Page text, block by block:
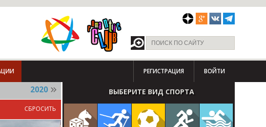
РЕГИСТРАЦИЯ ВОЙТИ
2020
СБРОСИТЬ
ВЫБЕРИТЕ ВИД СПОРТА